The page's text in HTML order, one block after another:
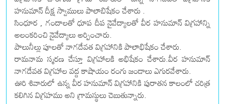
హనుమాన్ దీక్ష స్వాములు పాలాబిషేకం చేశారు .
సింధూర , గందాలతో ధూప దీప నైవేద్యాలతో వీర హనుమాన్ విగ్రహాన్ని
అలంకరించి నైవేద్యాలు అర్పించారు.
పాలునీల్లు పూలతో నాగదేవత విగ్రహానికి పాలాభిషేకం చేశారు.
రామనామ స్మరణ చేస్తూ విగ్రహాలకి అభిషేకం చేశారు.వీర హనుమాన్
నాగదేవత విగ్రహాల వద్ద కాషాయం రంగు జండాలు ఎగురవేశారు.
ఊరి శివారులో ఉన్న వీర హనుమాన్ విగ్రహానికి పురాతన కాలంలో చరిత్ర
కలిగిన విగ్రహము అని గ్రామస్థులు చెబుతున్నారు.